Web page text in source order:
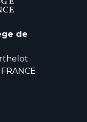
de